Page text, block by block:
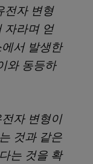
전자 변형
자라며 얻
서 발생한
와 동등하
자 변형이
것과 같은
는 것을 확